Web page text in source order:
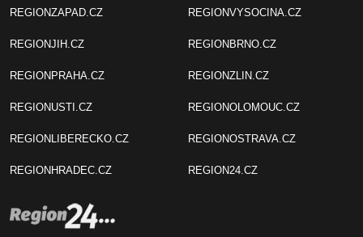
REGIONZAPAD.CZ
REGIONJIH.CZ
REGIONPRAHA.CZ
REGIONUSTI.CZ
REGIONLIBERECKO.CZ
REGIONHRADEC.CZ
REGIONVYSOCINA.CZ
REGIONBRNO.CZ
REGIONZLIN.CZ
REGIONOLOMOUC.CZ
REGIONOSTRAVA.CZ
REGION24.CZ